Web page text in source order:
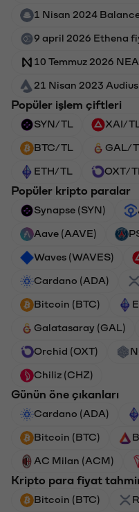
1 Nisan 2024
9 april 2026 Ethena
10 Temmuz 2026
21 Nisan 2023
Popüler işlem çiftleri
SYN/TL XAI/TL
BTC/TL GAL/
ETH/TL OXT/TL
Popüler kripto paralar
Synapse (SYN)
Aave (AAVE)
Waves (WAVES)
Cardano (ADA)
Bitcoin (BTC)
Galatasaray (GAL)
Orchid (OXT)
Chiliz (CHZ)
Günün öne çıkanları
Cardano (ADA)
Bitcoin (BTC)
AC Milan (ACM)
Kripto para fiyat
Bitcoin (BTC)